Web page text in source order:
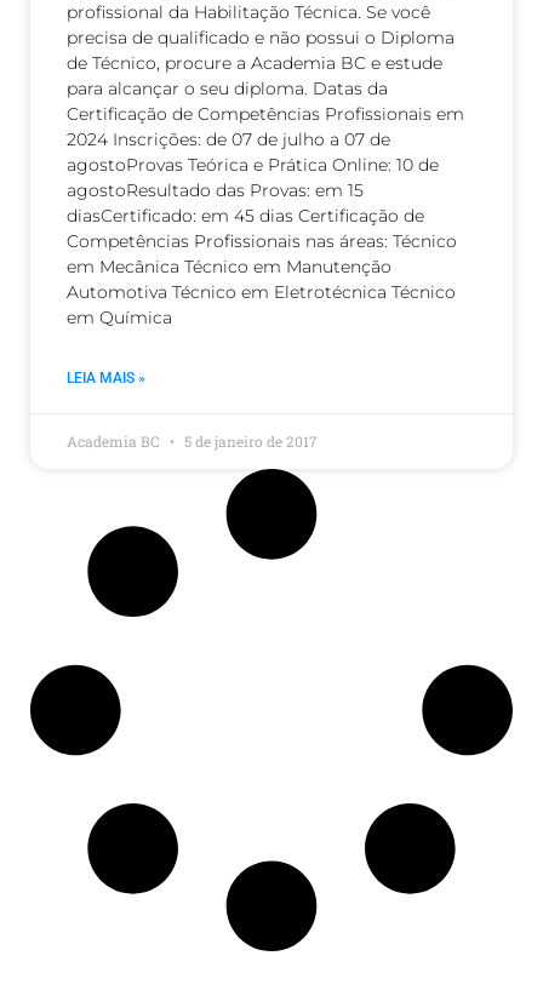
profissional da Habilitação Técnica. Se você
precisa de qualificado e não possui o Diploma
de Técnico, procure a Academia BC e estude
para alcançar o seu diploma. Datas da
Certificação de Competências Profissionais em
2024 Inscrições: de 07 de julho a 07 de
agostoProvas Teórica e Prática Online: 10 de
agostoResultado das Provas: em 15
diasCertificado: em 45 dias Certificação de
Competências Profissionais nas áreas: Técnico
em Mecânica Técnico em Manutenção
Automotiva Técnico em Eletrotécnica Técnico
em Química
LEIA MAIS »
Academia BC 5 de janeiro de 2017